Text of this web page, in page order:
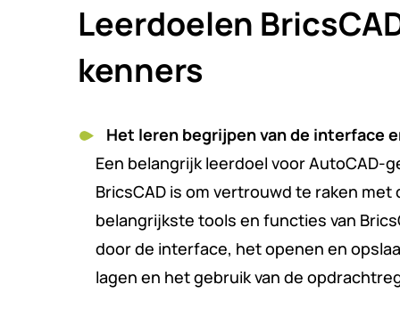
Leerdoelen
kenners
Het leren begrijpen van de interface
Een belangrijk leerdoel voor AutoCAD-
BricsCAD is om vertrouwd te raken
belangrijkste tools en functies van
door de interface, het openen en
lagen en het gebruik van de